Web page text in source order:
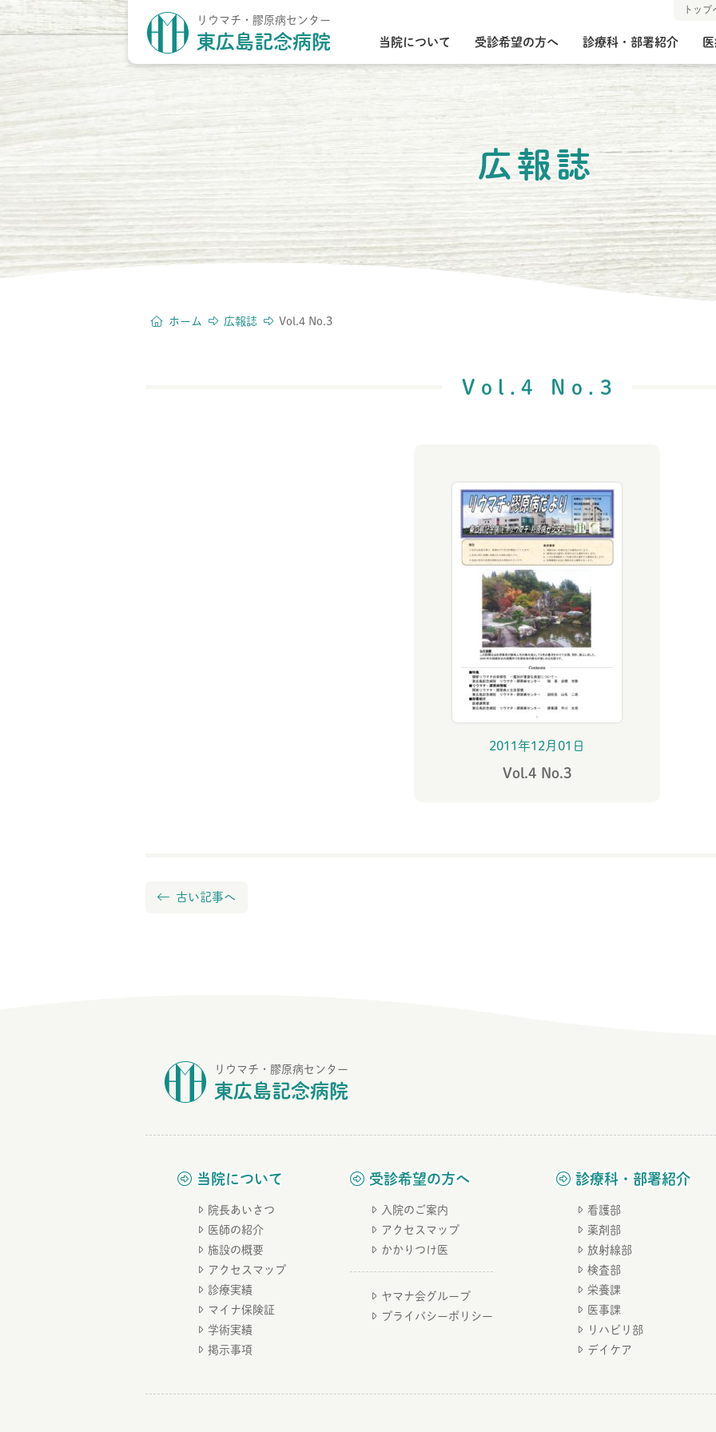
リウマチ・膠原病センター
東広島記念病院 当院について
受付時間
8:30~18:00（月・火・水・金）
8:30~12:30（木）
院長あいさつ 医師の
受診希望の方へ
受付時間
8:30~18:00（月・火・水・金）
8:30~12:30（木）
入院のご案内 アクセス
診療科・部署紹介
受付時間
8:30~18:00（月・火・水・金）
8:30~12:30（木）
放射
受付時間
8:30~18:00（月・火・水・金）
8:30~12:30（木）
地域医療連携室 治験
トップ
広報誌
ホーム 広報誌 Vol.4 No.3
Vol.4 No.3
2011年12月01日
Vol.4 No.3
古い記事へ
リウマチ・膠原病センター
東広島記念病院
当院について
院長あいさつ
医師の紹介
施設の概要
アクセスマップ
診療実績
マイナ保険証
学術実績
掲示事項
受診希望の方へ
入院のご案内
アクセスマップ
かかりつけ医
ヤマナ会グループ
プライバシーポリシー
診療科・部署紹介
看護部
薬剤部
放射線部
検査部
栄養課
医事課
リハビリ部
デイケア